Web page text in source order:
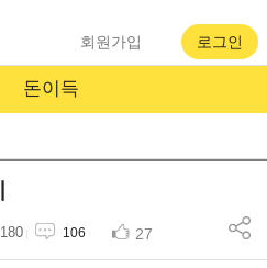
돈이득
회원가입 로그인
180 106 27